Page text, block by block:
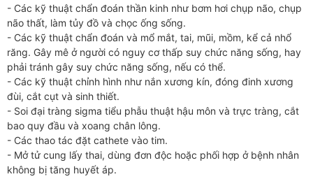
- Các kỹ thuật chẩn đoán thần kinh như bơm hơi chụp não, chụp
não thất, làm tủy đồ và chọc ống sống.
- Các kỹ thuật chẩn đoán và mổ mắt, tai, mũi, mồm, kể cả nhổ
răng. Gây mê ở người có nguy cơ thấp suy chức năng sống, hay
phải tránh gây suy chức năng sống, nếu có thể.
- Các kỹ thuật chỉnh hình như nắn xương kín, đóng đinh xương
đùi, cắt cụt và sinh thiết.
- Soi đại tràng sigma tiểu phẫu thuật hậu môn và trực tràng, cắt
bao quy đầu và xoang chân lông.
- Các thao tác đặt cathete vào tim.
- Mở tử cung lấy thai, dùng đơn độc hoặc phối hợp ở bệnh nhân
không bị tăng huyết áp.